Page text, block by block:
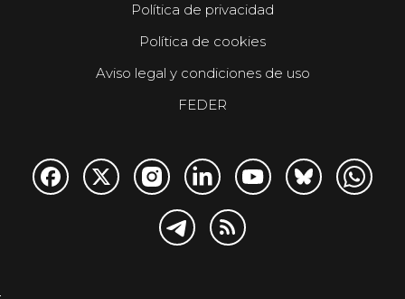
Política de privacidad
Política de cookies
Aviso legal y condiciones de uso
FEDER